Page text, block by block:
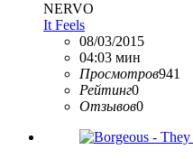
NERVO
It Feels
08/03/2015
04:03 мин
Просмотров941
Рейтинг0
Отзывов0